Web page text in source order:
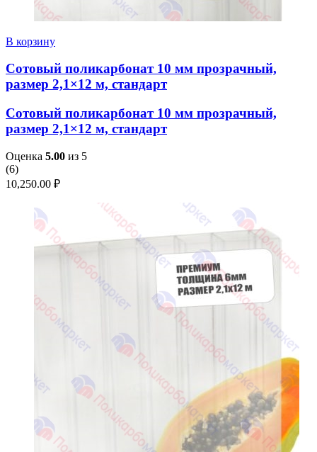
В корзину
Сотовый поликарбонат 10 мм прозрачный,
размер 2,1×12 м, стандарт
Сотовый поликарбонат 10 мм прозрачный,
размер 2,1×12 м, стандарт
Оценка 5.00 из 5
(6)
10,250.00 ₽